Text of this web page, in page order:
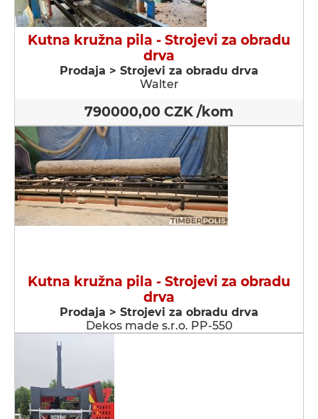
Kutna kružna pila - Strojevi za obradu
drva
Prodaja > Strojevi za obradu drva
Walter
790000,00 CZK /kom
Kutna kružna pila - Strojevi za obradu
drva
Prodaja > Strojevi za obradu drva
Dekos made s.r.o. PP-550